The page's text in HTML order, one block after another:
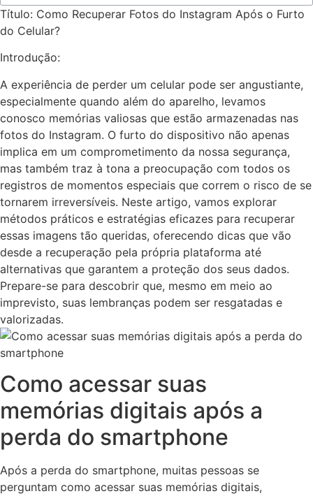
Título: Como Recuperar⁤ Fotos do Instagram Após o Furto
do‌ Celular?
Introdução:
A experiência ⁢de perder ⁣um celular pode ser angustiante,
especialmente​ quando além‌ do aparelho, levamos
conosco memórias valiosas que estão armazenadas​ nas
fotos do Instagram. O furto do dispositivo ⁣não⁣ apenas​
implica em um comprometimento‌ da nossa segurança,
mas também traz à tona a preocupação com todos os
registros de momentos especiais que correm⁤ o risco de se
tornarem irreversíveis. Neste artigo, vamos explorar
métodos práticos e estratégias eficazes para⁤ recuperar
⁣essas imagens ​tão queridas, oferecendo dicas⁢ que ⁣vão
desde a recuperação pela própria ‌plataforma até
alternativas⁤ que garantem⁢ a proteção dos seus‍ dados.
Prepare-se‍ para descobrir que, ⁢mesmo em meio ao⁤
imprevisto, suas ⁢lembranças podem ser ​resgatadas e
valorizadas.
Como‍ acessar‌ suas
memórias⁢ digitais após a
perda do smartphone
Após a perda do smartphone, muitas pessoas se
perguntam como acessar ⁣suas memórias digitais,